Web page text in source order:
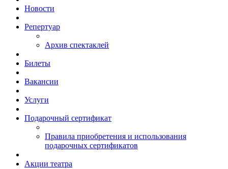
Новости
Репертуар
Архив спектаклей
Билеты
Вакансии
Услуги
Подарочный сертификат
Правила приобретения и использования
подарочных сертификатов
Акции театра